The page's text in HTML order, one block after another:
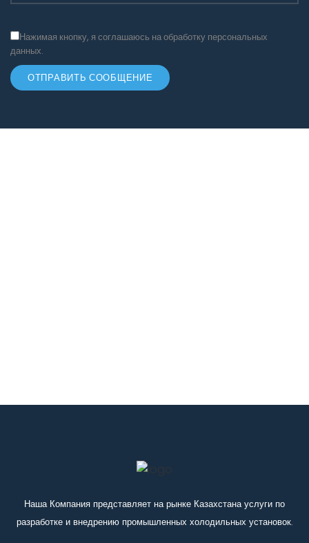
Нажимая кнопку, я соглашаюсь на обработку персональных
данных.
ОТПРАВИТЬ СООБЩЕНИЕ
Наша Компания представляет на рынке Казахстана услуги по
разработке и внедрению промышленных холодильных установок.